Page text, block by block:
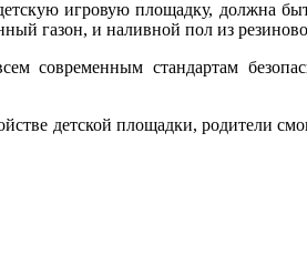
игровую площадку, должна
газон, и наливной пол из
современным стандартам
детской площадки, родители